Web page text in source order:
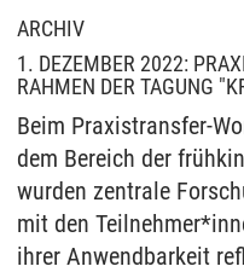
ARCHIV
1. DEZEMBER 2022:
RAHMEN DER TAGUNG
Beim Praxistransfer-
dem Bereich der
wurden zentrale
mit den
ihrer Anwendbarkeit